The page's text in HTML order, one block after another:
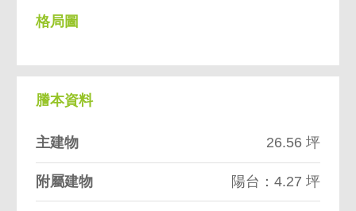
格局圖
謄本資料
主建物 26.56 坪
附屬建物 陽台：4.27 坪